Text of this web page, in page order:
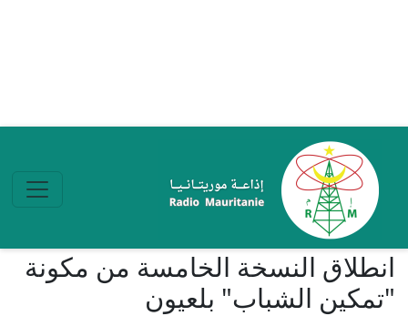
انطلاق النسخة الخامسة من مكونة
"تمكين الشباب" بلعيون